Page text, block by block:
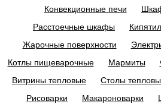
Конвекционные печи
Расстоечные шкафы
Жарочные поверхности
Котлы пищеварочные
Мармиты
Витрины тепловые
Столы
Рисоварки
Макароноварки